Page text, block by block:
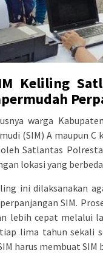
Keliling
warga
(SIM) A maupun
Satlantas
lokasi yang
ini dilaksanakan
SIM.
lebih cepat melalui
lima tahun sekali
harus membuat SIM